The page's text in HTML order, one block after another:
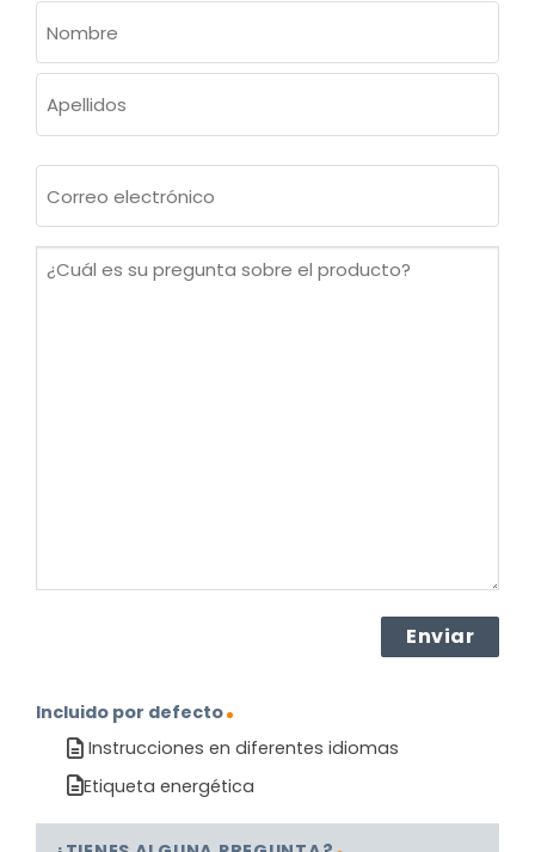
(OBLIGATORIO)
Nombre
electrónico
¿Cuál
Incluido por defecto
Instrucciones en diferentes idiomas
Etiqueta energética